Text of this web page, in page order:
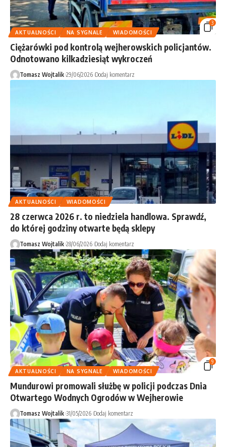
3
AKTUALNOŚCI
NA SYGNALE WIADOMOŚCI
Ciężarówki pod kontrolą wejherowskich policjantów.
Odnotowano kilkadziesiąt wykroczeń
Tomasz Wojtalik 29/06/2026 Dodaj komentarz
AKTUALNOŚCI WIADOMOŚCI
28 czerwca 2026 r. to niedziela handlowa. Sprawdź,
do której godziny otwarte będą sklepy
Tomasz Wojtalik 28/06/2026 Dodaj komentarz
9
AKTUALNOŚCI
NA SYGNALE WIADOMOŚCI
Mundurowi promowali służbę w policji podczas Dnia
Otwartego Wodnych Ogrodów w Wejherowie
Tomasz Wojtalik 31/05/2026 Dodaj komentarz